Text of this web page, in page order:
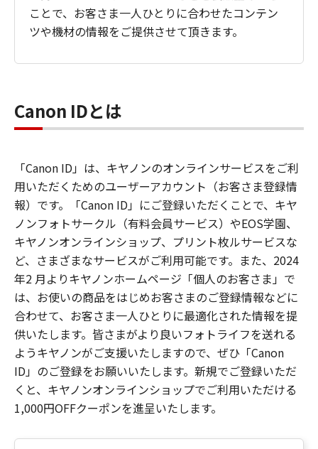
ことで、お客さま一人ひとりに合わせたコンテン
ツや機材の情報をご提供させて頂きます。
Canon IDとは
「Canon ID」は、キヤノンのオンラインサービスをご利
用いただくためのユーザーアカウント（お客さま登録情
報）です。「Canon ID」にご登録いただくことで、キヤ
ノンフォトサークル（有料会員サービス）やEOS学園、
キヤノンオンラインショップ、プリント枚ルサービスな
ど、さまざまなサービスがご利用可能です。また、2024
年2 月よりキヤノンホームページ「個人のお客さま」で
は、お使いの商品をはじめお客さまのご登録情報などに
合わせて、お客さま一人ひとりに最適化された情報を提
供いたします。皆さまがより良いフォトライフを送れる
ようキヤノンがご支援いたしますので、ぜひ「Canon
ID」のご登録をお願いいたします。新規でご登録いただ
くと、キヤノンオンラインショップでご利用いただける
1,000円OFFクーポンを進呈いたします。